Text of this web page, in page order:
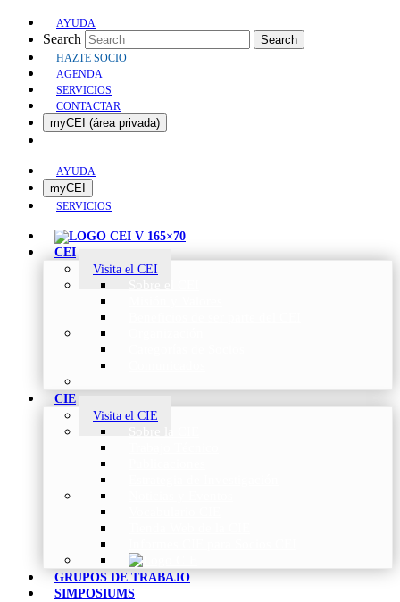
AYUDA
Search Search
HAZTE SOCIO
AGENDA
SERVICIOS
CONTACTAR
myCEI (área privada)
AYUDA
myCEI
SERVICIOS
CEI
Visita el CEI
CIE
Visita el CIE
GRUPOS DE TRABAJO
SIMPOSIUMS